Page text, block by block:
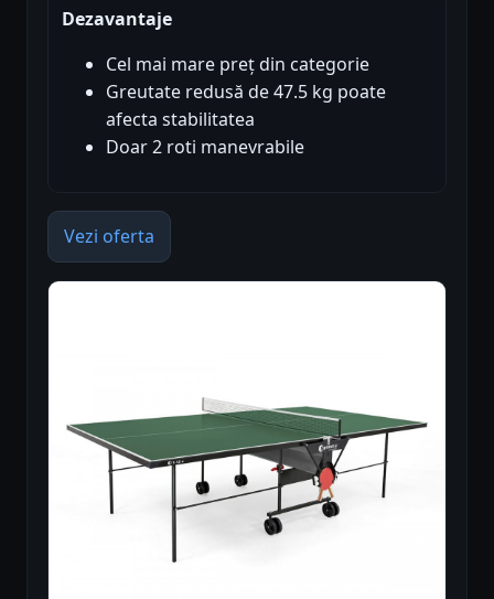
Dezavantaje
Cel mai mare preț din categorie
Greutate redusă de 47.5 kg poate
afecta stabilitatea
Doar 2 roti manevrabile
Vezi oferta